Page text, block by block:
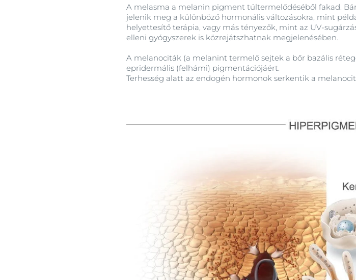
A melasma a melanin pigment túltermelődéséből fakad.
jelenik meg a különböző hormonális változásokra, mint
helyettesítő terápia, vagy más tényezők, mint az UV-
elleni gyógyszerek is közrejátszhatnak megjelenésében.
A melanociták (a melanint termelő sejtek a bőr bazális
epridermális (felhámi) pigmentációjáért.
Terhesség alatt az endogén hormonok serkentik a